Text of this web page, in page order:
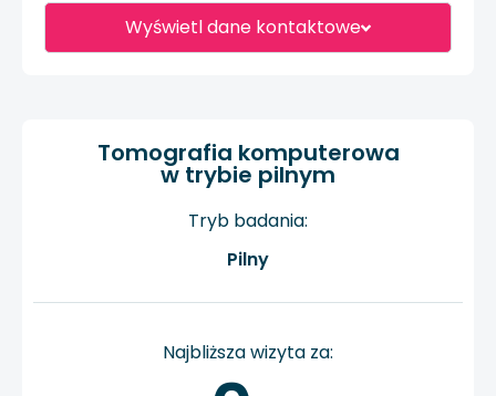
Wyświetl dane kontaktowe
Tomografia komputerowa
w trybie pilnym
Tryb badania:
Pilny
Najbliższa wizyta za: